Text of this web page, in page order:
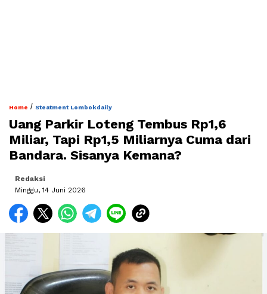
Home / Steatment Lombokdaily
Uang Parkir Loteng Tembus Rp1,6
Miliar, Tapi Rp1,5 Miliarnya Cuma dari
Bandara. Sisanya Kemana?
Redaksi
Minggu, 14 Juni 2026